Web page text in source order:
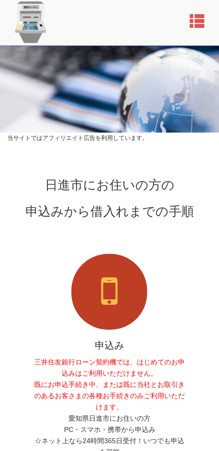
当サイトではアフィリエイト広告を利用しています。
日進市にお住いの方の
申込みから借入れまでの手順
申込み
三井住友銀行ローン契約機では、はじめてのお申
込みはご利用いただけません。
既にお申込手続き中、または既に当社とお取引き
のあるお客さまの各種お手続きのみご利用いただ
けます。
愛知県日進市にお住いの方
PC・スマホ・携帯から申込み
☆ネット上なら24時間365日受付！いつでも申込